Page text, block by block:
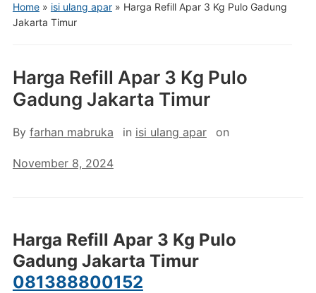
Home» isi ulang apar» Harga Refill Apar 3 Kg Pulo Gadung
Jakarta Timur
Harga Refill Apar 3 Kg Pulo
Gadung Jakarta Timur
By farhan mabruka in isi ulang apar on
November 8, 2024
Harga Refill Apar 3 Kg Pulo
Gadung Jakarta Timur
081388800152